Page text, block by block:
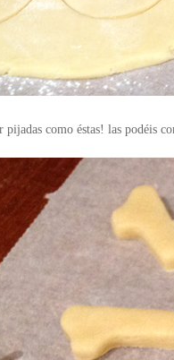
como éstas! las podéis